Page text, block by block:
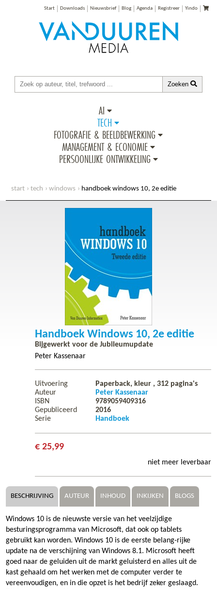
Start Downloads Nieuwsbrief Blog Agenda Registreer Yindo
Zoeken
AI
TECH
FOTOGRAFIE & BEELDBEWERKING
MANAGEMENT & ECONOMIE
PERSOONLIJKE ONTWIKKELING
start tech windows handboek windows 10, 2e editie
Handboek Windows 10, 2e editie
Bijgewerkt voor de Jubileumupdate
Peter Kassenaar
Uitvoering Paperback, kleur , 312 pagina's
Auteur
Peter Kassenaar
ISBN
9789059409316
Gepubliceerd
2016
Serie
Handboek
€ 25,99
niet meer leverbaar
BESCHRIJVING AUTEUR INHOUD INKIJKEN BLOGS
Windows 10 is de nieuwste versie van het veelzijdige
besturingsprogramma van Microsoft, dat ook op tablets
gebruikt kan worden. Windows 10 is de eerste belang-rijke
update na de verschijning van Windows 8.1. Microsoft heeft
goed naar de geluiden uit de markt geluisterd en alles uit de
kast gehaald om het werken met de computer verder te
vereenvoudigen, en in die opzet is het bedrijf zeker geslaagd.